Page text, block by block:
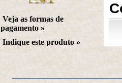
Veja as formas de
pagamento »
Indique este produto »